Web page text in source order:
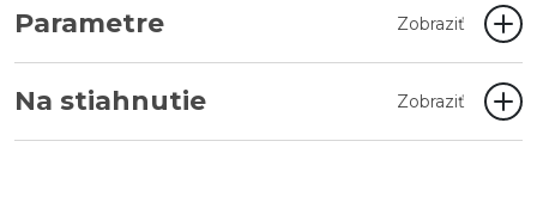
Parametre Zobraziť
Na stiahnutie Zobraziť